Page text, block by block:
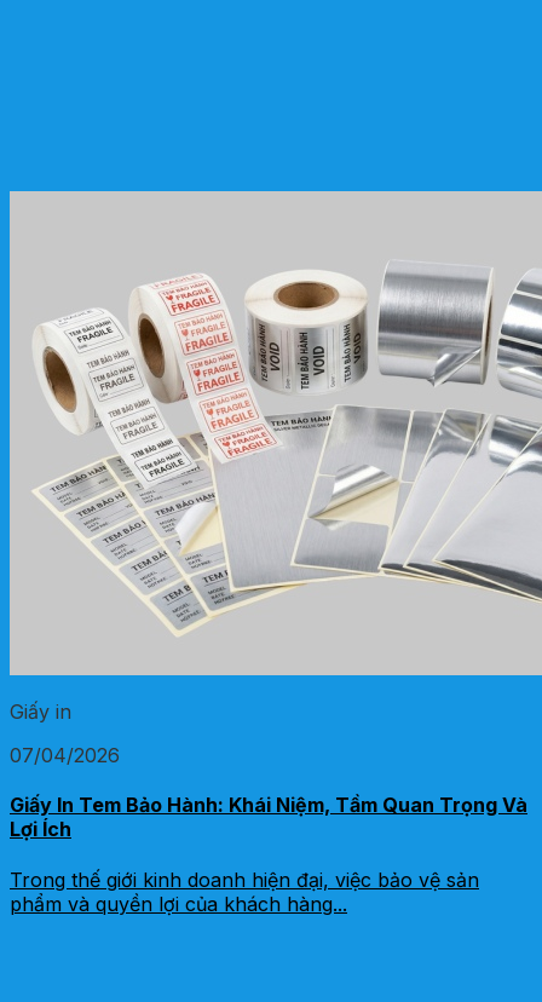
Giấy in
07/04/2026
Giấy In Tem Bảo Hành: Khái Niệm, Tầm Quan Trọng Và
Lợi Ích
Trong thế giới kinh doanh hiện đại, việc bảo vệ sản
phẩm và quyền lợi của khách hàng...